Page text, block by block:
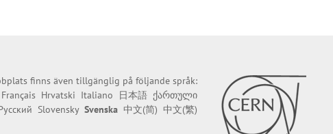
finns även tillgänglig på följande språk:
Français Hrvatski Italiano 日本語 ქართული
Slovensky Svenska 中文(简) 中文(繁)